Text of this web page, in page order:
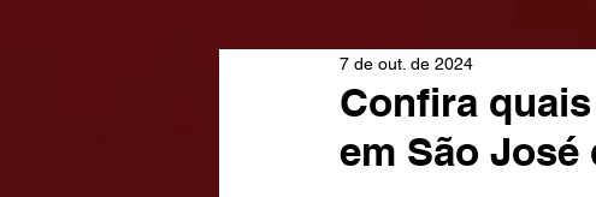
Confira
em São José
7 de out. de 2024